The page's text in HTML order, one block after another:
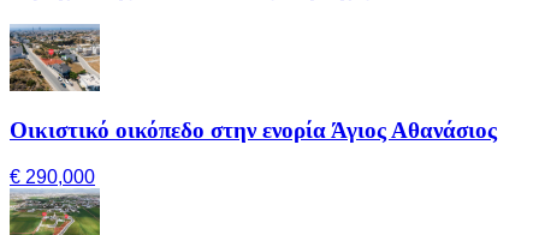
Οικιστικό οικόπεδο στην ενορία Άγιος Αθανάσιος
€ 290,000